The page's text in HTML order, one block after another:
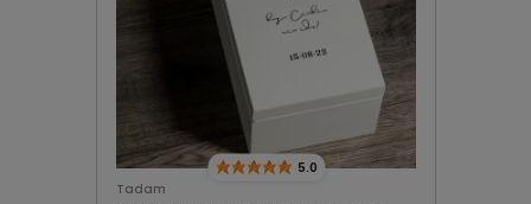
Tadam
5.0